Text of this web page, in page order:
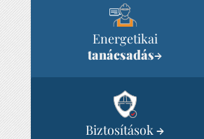
Energetikai
tanácsadás→
Biztosítások→